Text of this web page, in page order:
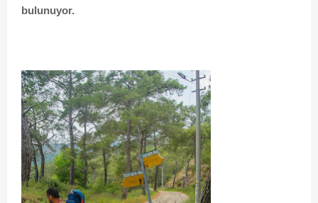
bulunuyor.